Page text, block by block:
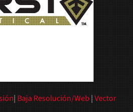
| Baja Resolución/Web |Vector